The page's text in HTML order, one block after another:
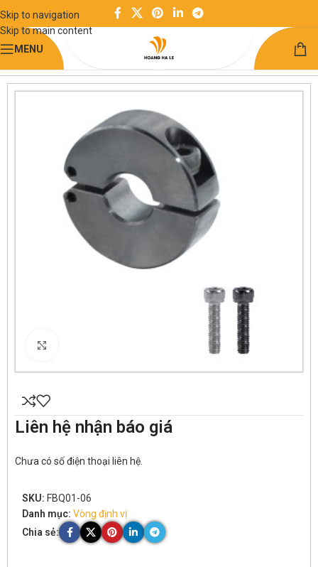
Skip to navigation
Skip to main content
MENU
Trang chủ
Chuyển động tuyến tính
Liên hệ nhận báo giá
Chưa có số điện thoại liên hệ.
SKU: FBQ01-06
Danh mục: Vòng định vị
Chia sẻ: